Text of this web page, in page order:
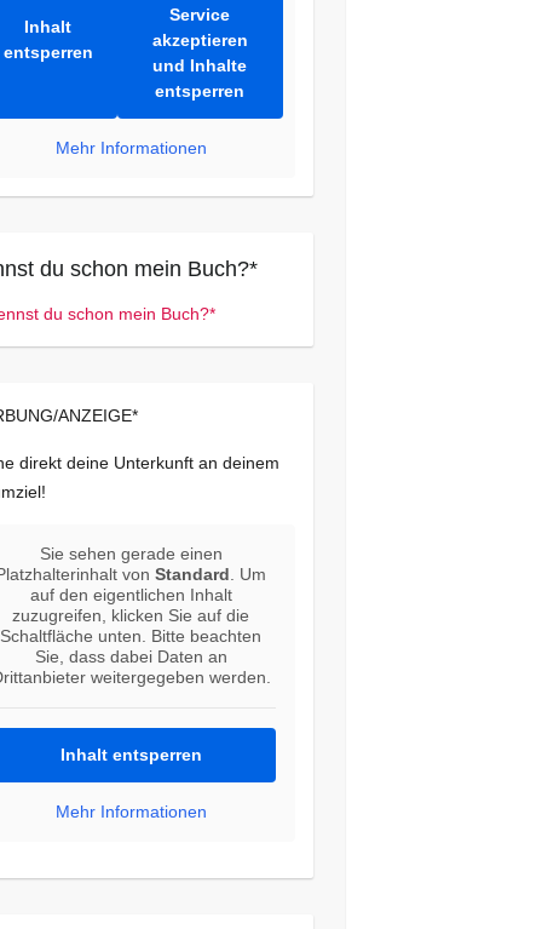
Inhalt
entsperren
Service
akzeptieren
und Inhalte
entsperren
Mehr Informationen
du schon mein Buch?*
ANZEIGE*
direkt deine Unterkunft an deinem
Sie sehen gerade einen
vonStandard . Um
auf den eigentlichen Inhalt
zuzugreifen, klicken Sie auf die
Schaltfläche unten. Bitte beachten
Sie, dass dabei Daten an
weitergegeben werden.
Inhalt entsperren
Mehr Informationen